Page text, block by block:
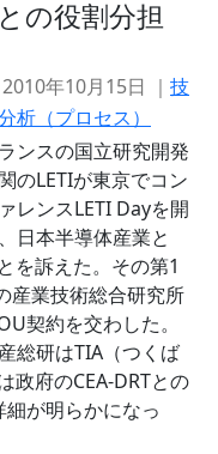
の役割分担
2010年10月15日 ｜ 技
析（プロセス）
ンスの国立研究開発
のLETIが東京でコン
レンスLETI Dayを開
日本半導体産業と
を訴えた。その第1
産業技術総合研究所
契約を交わした。
総研はTIA（つくば
政府のCEA-DRTとの
が明らかになっ